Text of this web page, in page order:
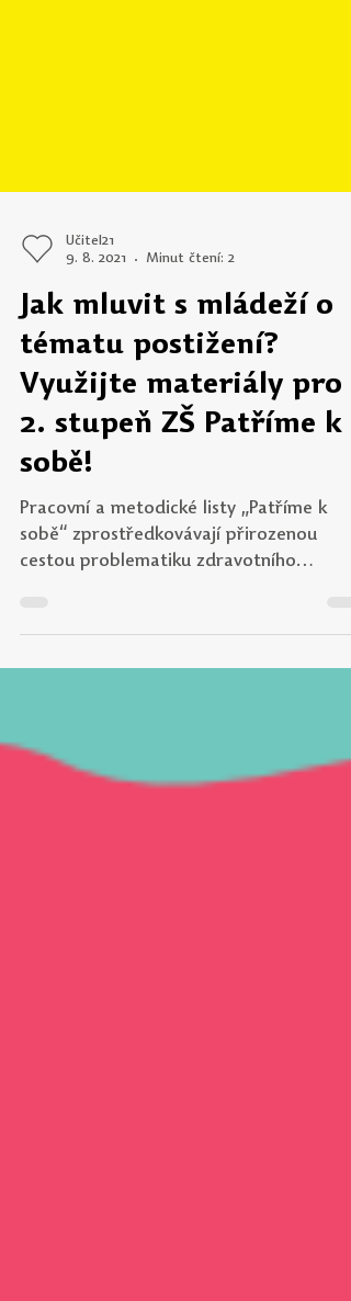
Učitel21
9. 8. 2021
Minut čtení: 2
Jak mluvit s mládeží o
tématu postižení?
Využijte materiály pro
2. stupeň ZŠ Patříme k
sobě!
Pracovní a metodické listy „Patříme k
postižení, a tím i přispívají k...